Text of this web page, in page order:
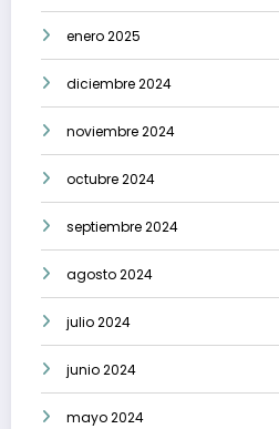
enero 2025
diciembre 2024
noviembre 2024
octubre 2024
septiembre 2024
agosto 2024
julio 2024
junio 2024
mayo 2024